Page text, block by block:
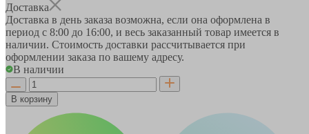
Доставка
Доставка в день заказа возможна, если она оформлена в
период с 8:00 до 16:00, и весь заказанный товар имеется в
наличии. Стоимость доставки рассчитывается при
оформлении заказа по вашему адресу.
В наличии
В корзину